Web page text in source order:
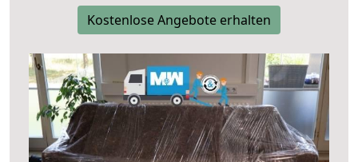
Kostenlose Angebote erhalten